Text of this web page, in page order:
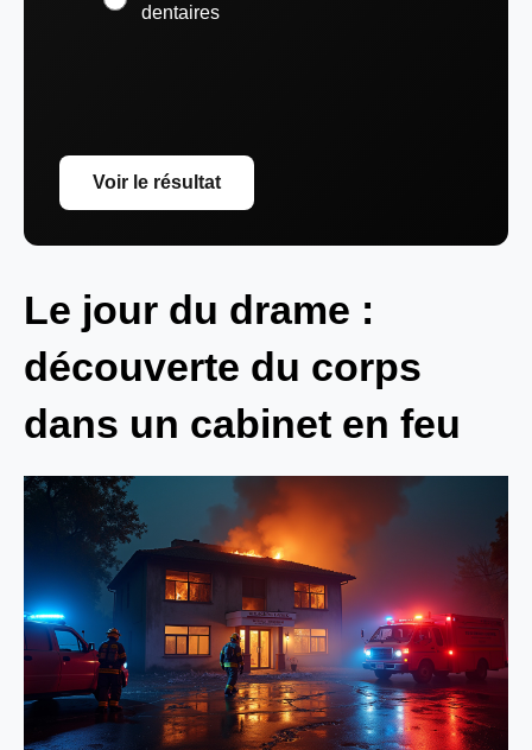
dentaires
Voir le résultat
Le jour du drame :
découverte du corps
dans un cabinet en feu